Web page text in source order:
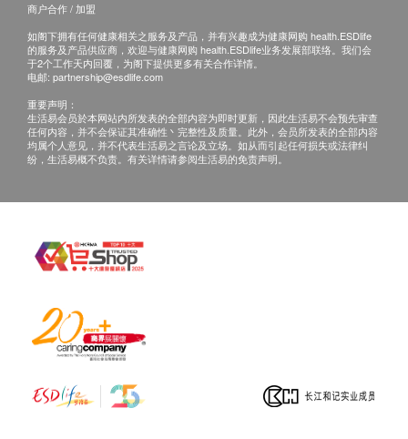
因了解自己的身体特质，我们能够预知健康和疾病的
风险，如癌症、遗传疾病、或产前状况等，并及早采
取预防或治疗措施。
Q: 基因检测准确吗?
A: 基因检测技术上是非常复杂的，准确度有保证的检
测，可于美国 FDA, CLIA 及德国 DAkkS认证的检测
A: 为确保高标准的精确度，基因检测中心的操作环
境，密封式的全自动检测程序，以及特別设计的所有
传学专家的分析，及利用最先进的基因资料库作对
比，都大大提升了检测报告的利用价值。
商户合作 / 加盟
如阁下拥有任何健康相关之服务及产品，并有兴趣成为健康网购 health.ESDlife
的服务及产品供应商，欢迎与健康网购 health.ESDlife业务发展部联络。我们会
于2个工作天内回覆，为阁下提供更多有关合作详情。
电邮: partnership@esdlife.com
重要声明：
生活易会员於本网站内所发表的全部内容为即时更新，因此生活易不会预先审查
任何内容，并不会保证其准确性丶完整性及质量。此外，会员所发表的全部内容
均属个人意见，并不代表生活易之言论及立场。如从而引起任何损失或法律纠
纷，生活易概不负责。有关详情请参阅生活易的免责声明。